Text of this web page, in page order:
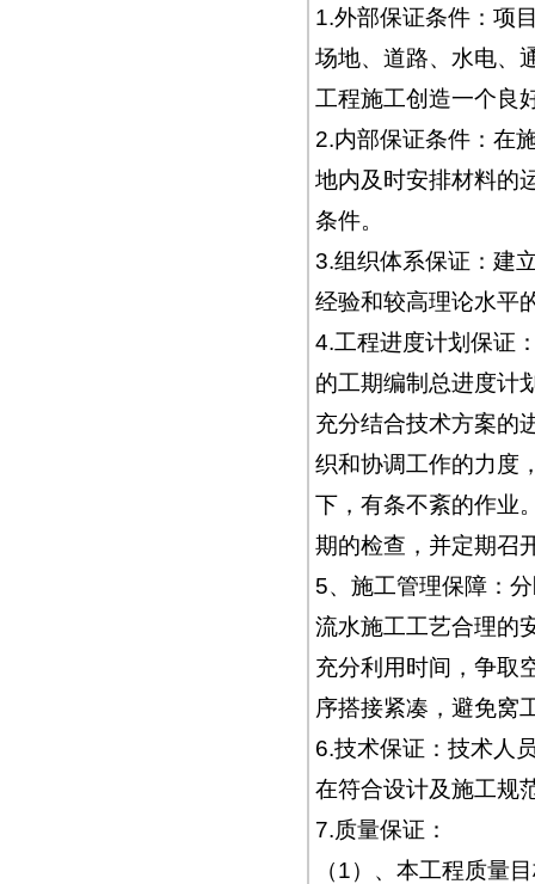
1.外部保证条件：项
场地、道路、水电、
工程施工创造一个良
2.内部保证条件：在
地内及时安排材料的
条件。
3.组织体系保证：建
经验和较高理论水平
4.工程进度计划保证
的工期编制总进度计
充分结合技术方案的
织和协调工作的力度
下，有条不紊的作业
期的检查，并定期召
5、施工管理保障：
流水施工工艺合理的
充分利用时间，争取
序搭接紧凑，避免窝
6.技术保证：技术人
在符合设计及施工规
7.质量保证：
（1）、本工程质量